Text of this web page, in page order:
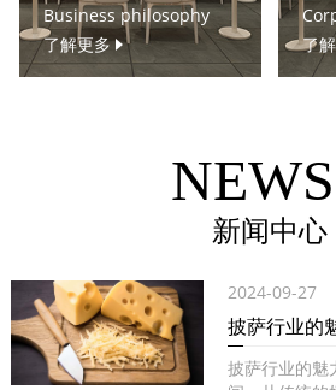
Business philosophy
了解更多
了
新闻中心
2024-09-27
披萨行业的
披萨行业的魅